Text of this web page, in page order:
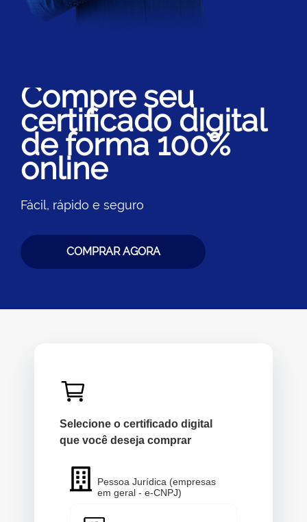
Compre seu
certificado digital
de forma 100%
online
Fácil, rápido e seguro
COMPRAR AGORA
Selecione o certificado digital
que você deseja comprar
Pessoa Jurídica (empresas
em geral - e-CNPJ)